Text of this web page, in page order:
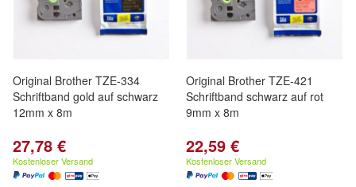
Original Brother TZE-334
Schriftband gold auf schwarz
12mm x 8m
27,78 €
Kostenloser Versand
Original Brother TZE-421
Schriftband schwarz auf rot
9mm x 8m
22,59 €
Kostenloser Versand